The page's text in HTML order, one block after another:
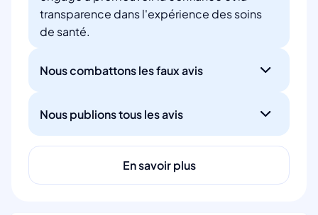
transparence dans l'expérience des soins
de santé.
Nous combattons les faux avis
Nous publions tous les avis
En savoir plus